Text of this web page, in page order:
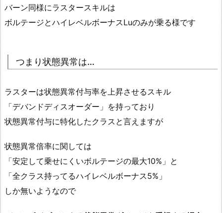
バーン同様にラスタースキルは
ボルテージとハイレベルボーナスLuのみが乗る様です
つまり状態異常は…
ラスターは状態異常付与率を上昇させるスキル
「デバンドディスオーダー」を持っており
状態異常付与に特化したクラスと言えますが
状態異常倍率に関しては
「安定して乗せにくいボルテージの最大10%」と
「全クラス持ってるハイレベルボーナス5%」
しか無いようなので